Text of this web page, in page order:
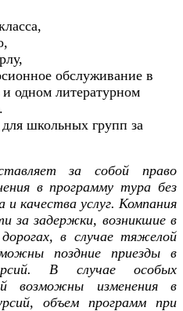
обслуживание в
одном литературном
школьных групп за
за собой право
в программу тура без
качества услуг. Компания
за задержки, возникшие в
в случае тяжелой
поздние приезды в
В случае особых
возможны изменения в
объем программ при